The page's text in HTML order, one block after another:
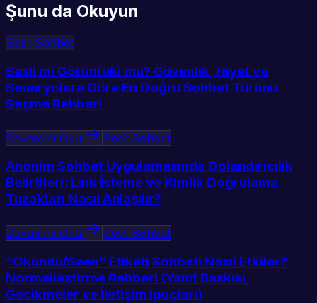
Şunu da Okuyun
Sesli Sohbet
Sesli mi Görüntülü mü? Güvenlik, Niyet ve
Senaryolara Göre En Doğru Sohbet Türünü
Seçme Rehberi
Devamını Oku Sesli Sohbet
Anonim Sohbet Uygulamasında Dolandırıcılık
Belirtileri: Link İsteme ve Kimlik Doğrulama
Tuzakları Nasıl Anlaşılır?
Devamını Oku Sesli Sohbet
“Okundu/Seen” Etiketi Sohbeti Nasıl Etkiler?
Normalleştirme Rehberi (Yanıt Baskısı,
Gecikmeler ve İletişim İpuçları)